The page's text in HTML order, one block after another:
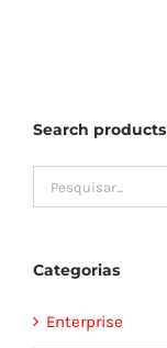
Search products
Categorias
Enterprise